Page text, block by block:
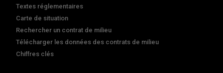
Textes réglementaires
Carte de situation
Rechercher un contrat de milieu
Télécharger les données des contrats de milieu
Chiffres clés